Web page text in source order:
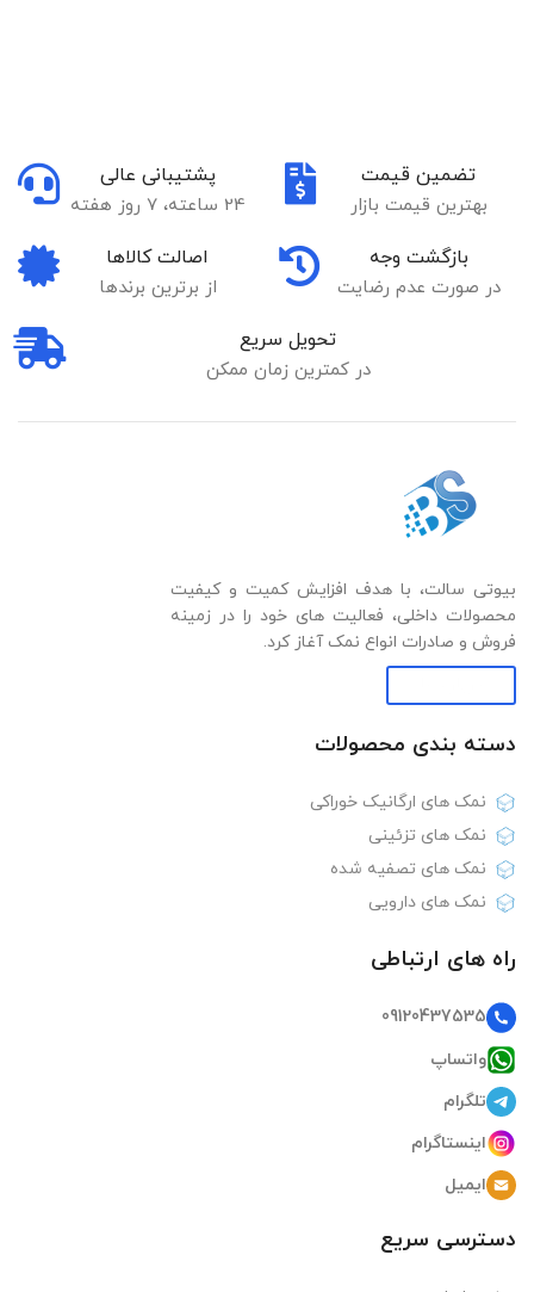
تضمین قیمت
بهترین قیمت بازار
پشتیبانی عالی
24 ساعته، 7 روز هفته
بازگشت وجه
در صورت عدم رضایت
اصالت کالاها
از برترین برندها
تحویل سریع
در کمترین زمان ممکن
بیوتی سالت، با هدف افزایش کمیت و کیفیت
محصولات داخلی، فعالیت های خود را در زمینه
فروش و صادرات انواع نمک آغاز کرد.
دسته بندی‌ محصولات
نمک های ارگانیک خوراکی
نمک های تزئینی
نمک های تصفیه شده
نمک های دارویی
راه های ارتباطی
09120437535
واتساپ
تلگرام
اینستاگرام
ایمیل
دسترسی سریع